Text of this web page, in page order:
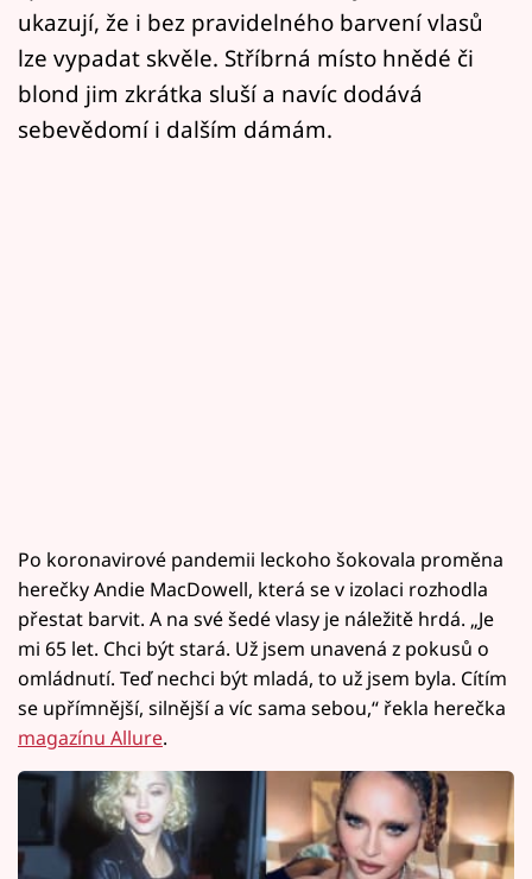
ukazují, že i bez pravidelného barvení vlasů
lze vypadat skvěle. Stříbrná místo hnědé či
blond jim zkrátka sluší a navíc dodává
sebevědomí i dalším dámám.
Po koronavirové pandemii leckoho šokovala proměna
herečky Andie MacDowell, která se v izolaci rozhodla
přestat barvit. A na své šedé vlasy je náležitě hrdá. „Je
mi 65 let. Chci být stará. Už jsem unavená z pokusů o
omládnutí. Teď nechci být mladá, to už jsem byla. Cítím
se upřímnější, silnější a víc sama sebou,“ řekla herečka
magazínu Allure.